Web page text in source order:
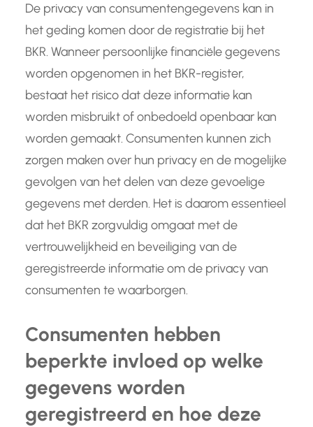
De privacy van consumentengegevens kan in
het geding komen door de registratie bij het
BKR. Wanneer persoonlijke financiële gegevens
worden opgenomen in het BKR-register,
bestaat het risico dat deze informatie kan
worden misbruikt of onbedoeld openbaar kan
worden gemaakt. Consumenten kunnen zich
zorgen maken over hun privacy en de mogelijke
gevolgen van het delen van deze gevoelige
gegevens met derden. Het is daarom essentieel
dat het BKR zorgvuldig omgaat met de
vertrouwelijkheid en beveiliging van de
geregistreerde informatie om de privacy van
consumenten te waarborgen.
Consumenten hebben
beperkte invloed op welke
gegevens worden
geregistreerd en hoe deze